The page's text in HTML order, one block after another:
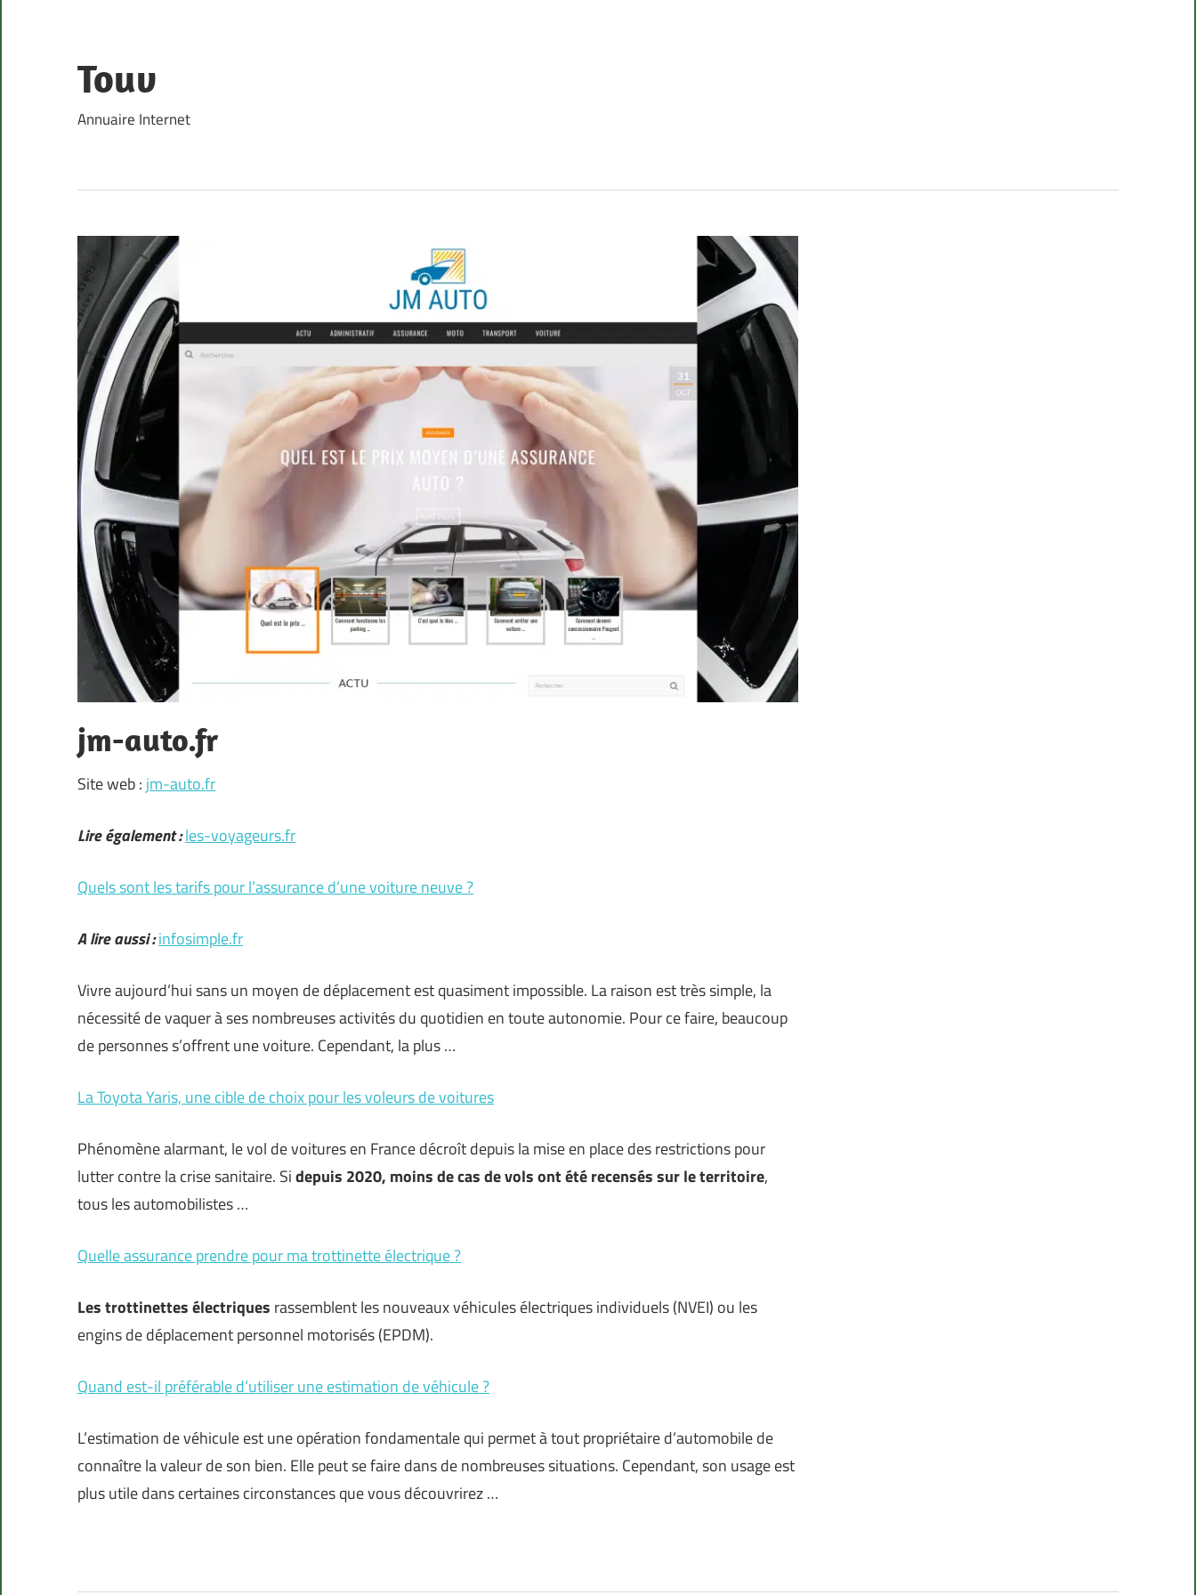
content
Touv
Annuaire Internet
jm-auto.fr
Site web : jm-auto.fr
Lire également :les-voyageurs.fr
Quels sont les tarifs pour l’assurance d’une voiture neuve ?
A lire aussi :infosimple.fr
Vivre aujourd’hui sans un moyen de déplacement est quasiment impossible. La raison est très simple, la
nécessité de vaquer à ses nombreuses activités du quotidien en toute autonomie. Pour ce faire, beaucoup
de personnes s’offrent une voiture. Cependant, la plus …
La Toyota Yaris, une cible de choix pour les voleurs de voitures
Phénomène alarmant, le vol de voitures en France décroît depuis la mise en place des restrictions pour
lutter contre la crise sanitaire. Sidepuis 2020, moins de cas de vols ont été recensés sur le territoire,
tous les automobilistes …
Quelle assurance prendre pour ma trottinette électrique ?
Les trottinettes électriques rassemblent les nouveaux véhicules électriques individuels (NVEI) ou les
engins de déplacement personnel motorisés (EPDM).
Quand est-il préférable d’utiliser une estimation de véhicule ?
L’estimation de véhicule est une opération fondamentale qui permet à tout propriétaire d’automobile de
connaître la valeur de son bien. Elle peut se faire dans de nombreuses situations. Cependant, son usage est
plus utile dans certaines circonstances que vous découvrirez …